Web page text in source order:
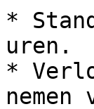
*
uren.
*